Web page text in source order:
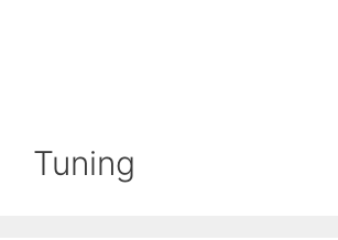
Tuning